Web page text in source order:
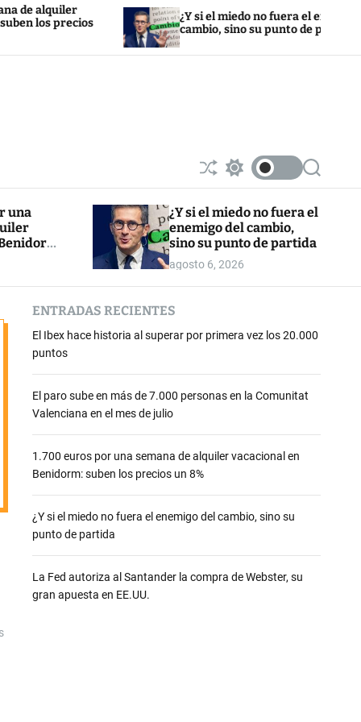
¿Y si el miedo no fuera el enemigo del
cambio, sino su punto de partida
S
h
ff
l
e
S
w
t
c
h
c
o
o
S
e
r
h
una
un 8%
¿Y si el miedo no fuera el
enemigo del cambio,
sino su punto de partida
agosto 6, 2026
ENTRADAS RECIENTES
El Ibex hace historia al superar por primera vez los 20.000
puntos
El paro sube en más de 7.000 personas en la Comunitat
Valenciana en el mes de julio
1.700 euros por una semana de alquiler vacacional en
Benidorm: suben los precios un 8%
¿Y si el miedo no fuera el enemigo del cambio, sino su
punto de partida
La Fed autoriza al Santander la compra de Webster, su
gran apuesta en EE.UU.